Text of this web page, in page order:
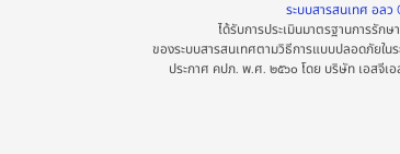
ระบบสารสนเทศ อล
ได้รับการประเมินมาตรฐานการรัก
ของระบบสารสนเทศตามวิธีการแบบปลอดภัยใน
ประกาศ คปภ. พ.ศ. ๒๕๖๐ โดย บริษัท เอสจีเอ